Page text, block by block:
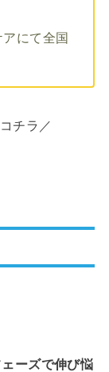
にて全国
チラ／
ーズで伸び悩